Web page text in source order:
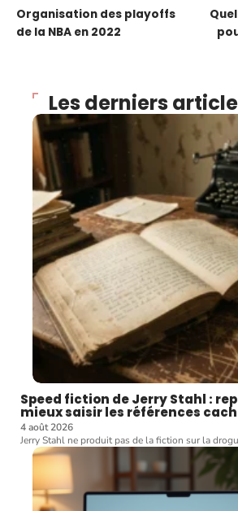
Organisation des playoffs
de la NBA en 2022
Les derniers
Speed fiction de Jerry Stahl :
mieux saisir les références
4 août 2026
Jerry Stahl ne produit pas de la fiction sur la